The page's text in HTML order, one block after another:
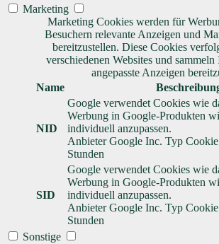
Marketing
Marketing Cookies werden für
Besuchern relevante Anzeigen und
bereitzustellen. Diese Cookies
verschiedenen Websites und
angepasste Anzeigen
Name
NID
Google verwendet Cookies wie
Werbung in Google-Produkten
individuell anzupassen.
Anbieter Google Inc. Typ Cookie
Stunden
SID
Google verwendet Cookies wie
Werbung in Google-Produkten
individuell anzupassen.
Anbieter Google Inc. Typ Cookie
Stunden
Sonstige